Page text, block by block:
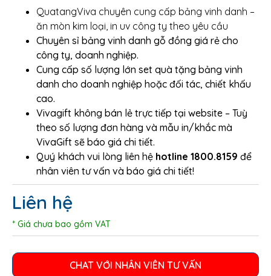
QuatangViva chuyên cung cấp bảng vinh danh –
ăn mòn kim loại, in uv công ty theo yêu cầu
Chuyên sỉ bảng vinh danh gỗ đồng giá rẻ cho
công ty, doanh nghiệp.
Cung cấp số lượng lớn set quà tặng bảng vinh
danh cho doanh nghiệp hoặc đối tác, chiết khấu
cao.
Vivagift không bán lẻ trực tiếp tại website – Tuỳ
theo số lượng đơn hàng và mẫu in/khắc mà
VivaGift sẽ báo giá chi tiết.
Quý khách vui lòng liên hệ hotline 1800.8159 để
nhân viên tư vấn và báo giá chi tiết!
Liên hệ
* Giá chưa bao gồm VAT
CHAT VỚI NHÂN VIÊN TƯ VẤN